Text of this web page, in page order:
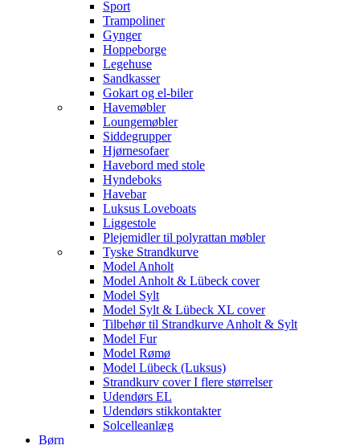
Sport
Trampoliner
Gynger
Hoppeborge
Legehuse
Sandkasser
Gokart og el-biler
Havemøbler
Loungemøbler
Siddegrupper
Hjørnesofaer
Havebord med stole
Hyndeboks
Havebar
Luksus Loveboats
Liggestole
Plejemidler til polyrattan møbler
Tyske Strandkurve
Model Anholt
Model Anholt & Lübeck cover
Model Sylt
Model Sylt & Lübeck XL cover
Tilbehør til Strandkurve Anholt & Sylt
Model Fur
Model Rømø
Model Lübeck (Luksus)
Strandkurv cover I flere størrelser
Udendørs EL
Udendørs stikkontakter
Solcelleanlæg
Børn